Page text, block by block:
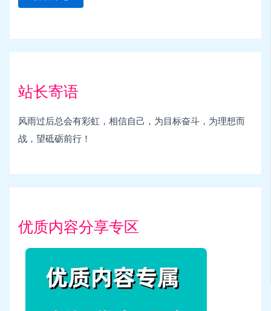
站长寄语
风雨过后总会有彩虹，相信自己，为目标奋斗，为理想而
战，望砥砺前行！
优质内容分享专区